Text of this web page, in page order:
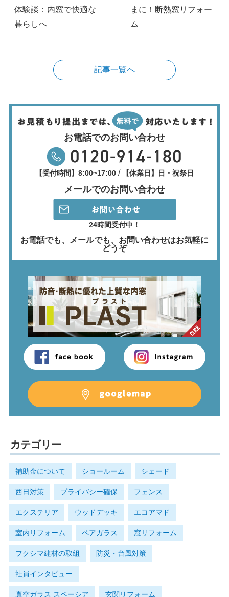
体験談：内窓で快適な
暮らしへ
まに！断熱窓リフォー
ム
記事一覧へ
お電話でのお問い合わせ
【受付時間】8:00~17:00 /【休業日】日・祝祭日
メールでのお問い合わせ
24時間受付中！
お電話でも、メールでも、 お問い合わせはお気軽に
どうぞ
カテゴリー
補助金について ショールーム シェード
西日対策 プライバシー確保 フェンス
エクステリア ウッドデッキ エコアマド
室内リフォーム ペアガラス 窓リフォーム
フクシマ建材の取組
社員インタビュー
防災・台風対策
真空ガラス スペーシア 玄関リフォーム